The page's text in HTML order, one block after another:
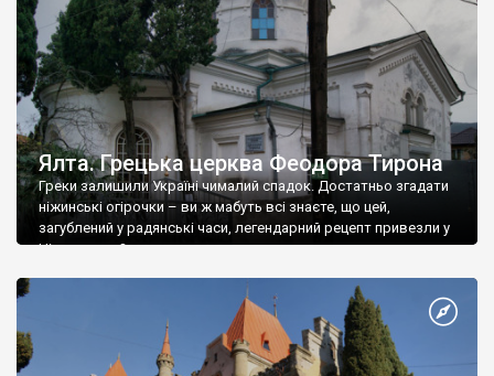
Ялта. Грецька церква Феодора Тирона
Греки залишили Україні чималий спадок. Достатньо згадати
ніжинські огірочки – ви ж мабуть всі знаєте, що цей,
загублений у радянські часи, легендарний рецепт привезли у
Ніжин греки?